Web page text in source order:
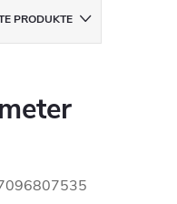
PRODUKTE